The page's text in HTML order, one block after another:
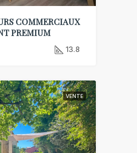
COMMERCIAUX
PREMIUM
13.8
VENTE